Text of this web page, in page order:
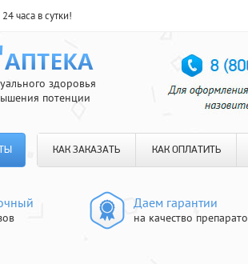
часа в сутки!
здоровья
потенции
КАК ЗАКАЗАТЬ КАК ОПЛАТИТЬ
Даем гарантии
на качество